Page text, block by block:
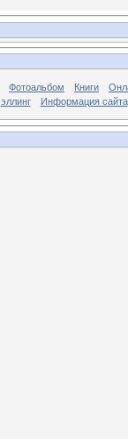
Фотоальбом Книги
эллинг Информация сайта